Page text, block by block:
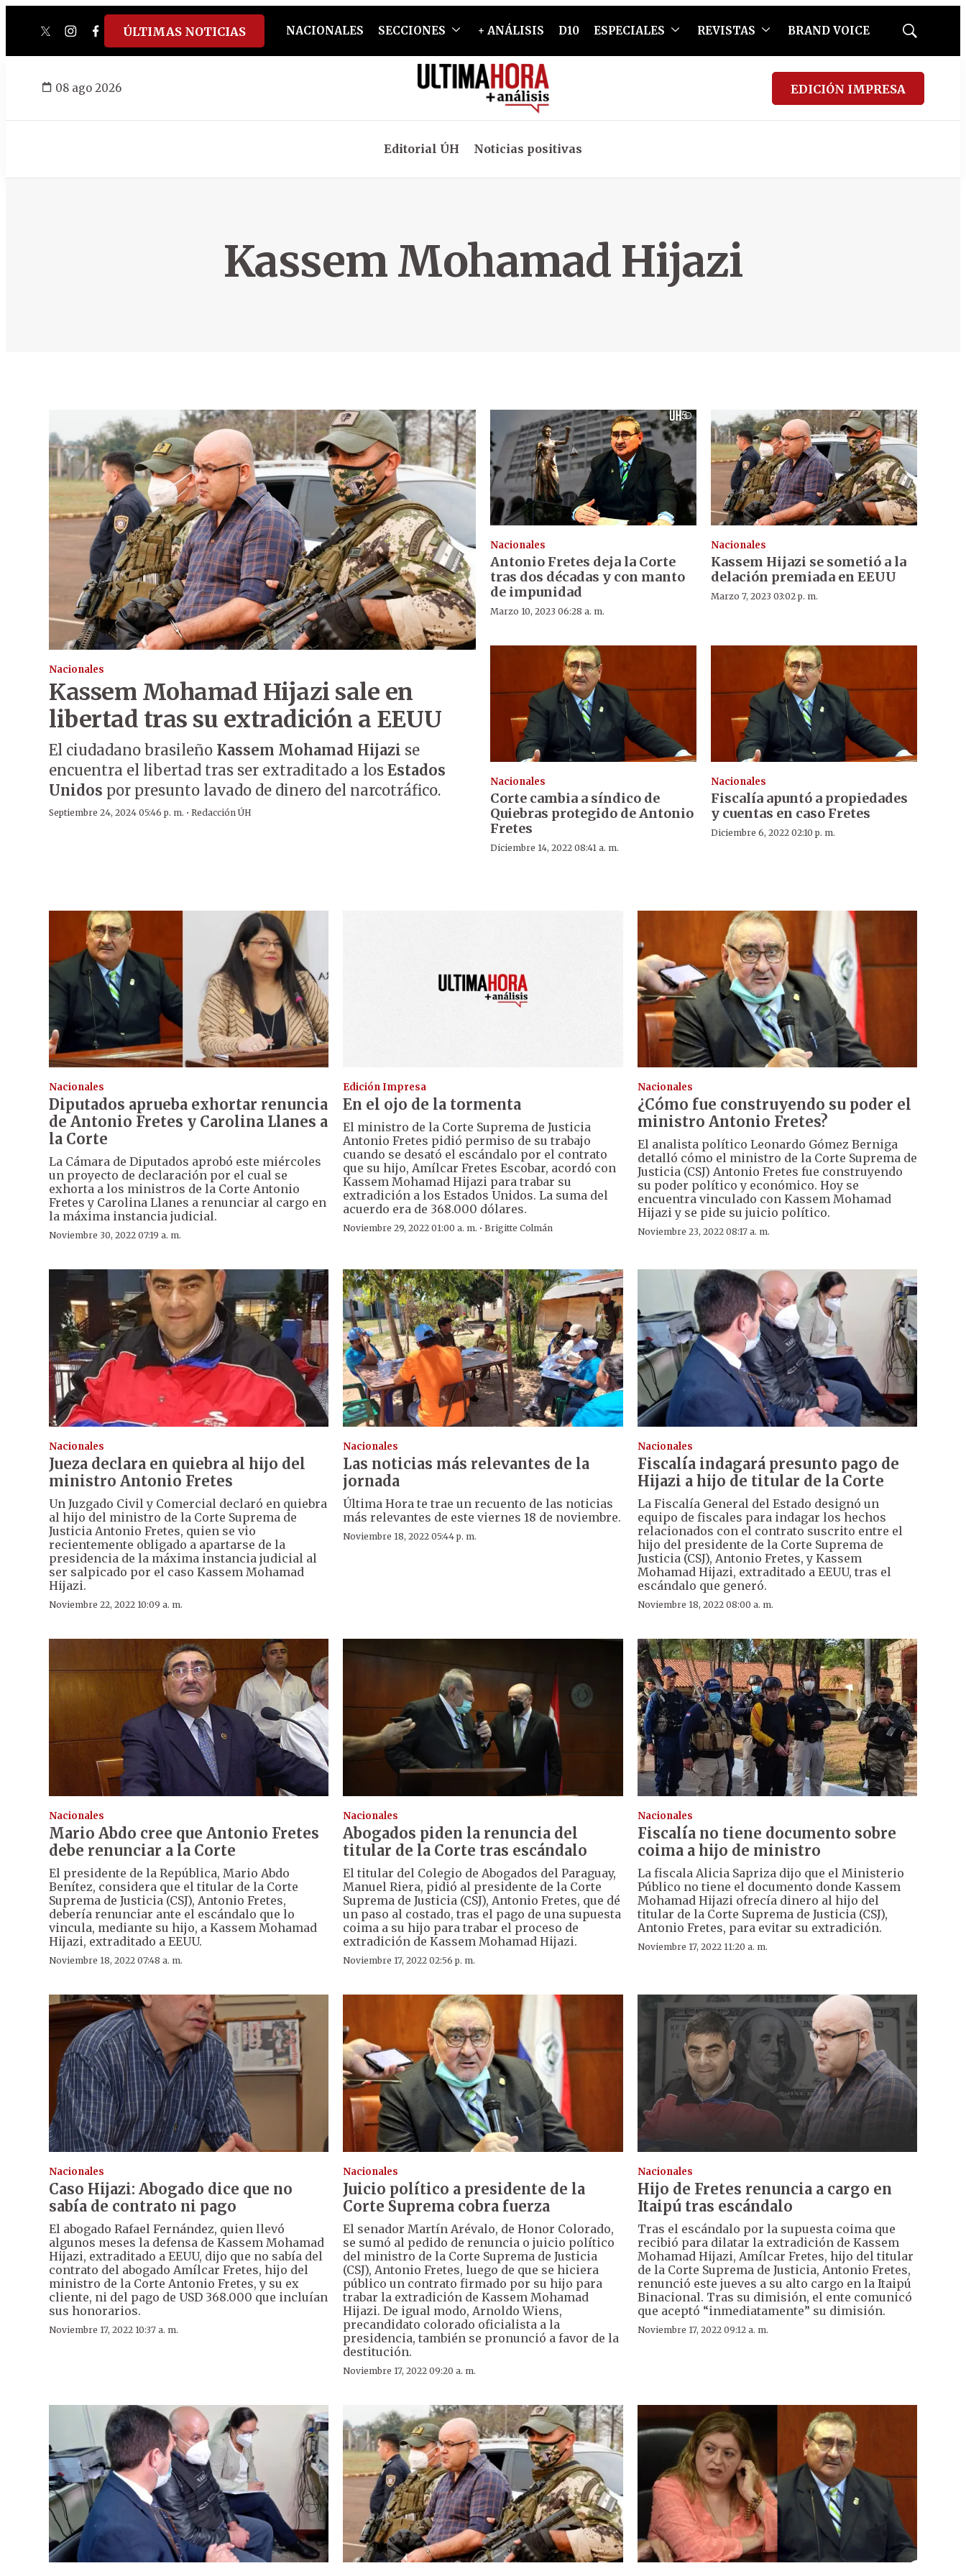
twitterinstagram
facebook
tiktokyoutube
spotify
ÚLTIMAS NOTICIAS NACIONALES SECCIONES + ANÁLISIS D10 ESPECIALES REVISTAS BRAND VOICE
Mostrar
08 ago 2026 EDICIÓN IMPRESA
Editorial ÚH Noticias positivas
Kassem Mohamad Hijazi
Nacionales
Kassem Mohamad Hijazi sale en
libertad tras su extradición a EEUU
El ciudadano brasileño Kassem Mohamad Hijazi se
encuentra el libertad tras ser extraditado a los Estados
Unidos por presunto lavado de dinero del narcotráfico.
Septiembre 24, 2024 05:46 p. m. · Redacción ÚH
Nacionales
Antonio Fretes deja la Corte
tras dos décadas y con manto
de impunidad
Marzo 10, 2023 06:28 a. m.
Nacionales
Kassem Hijazi se sometió a la
delación premiada en EEUU
Marzo 7, 2023 03:02 p. m.
Nacionales
Corte cambia a síndico de
Quiebras protegido de Antonio
Fretes
Diciembre 14, 2022 08:41 a. m.
Nacionales
Fiscalía apuntó a propiedades
y cuentas en caso Fretes
Diciembre 6, 2022 02:10 p. m.
Nacionales
Diputados aprueba exhortar renuncia
de Antonio Fretes y Carolina Llanes a
la Corte
La Cámara de Diputados aprobó este miércoles
un proyecto de declaración por el cual se
exhorta a los ministros de la Corte Antonio
Fretes y Carolina Llanes a renunciar al cargo en
la máxima instancia judicial.
Noviembre 30, 2022 07:19 a. m.
Edición Impresa
En el ojo de la tormenta
El ministro de la Corte Suprema de Justicia
Antonio Fretes pidió permiso de su trabajo
cuando se desató el escándalo por el contrato
que su hijo, Amílcar Fretes Escobar, acordó con
Kassem Mohamad Hijazi para trabar su
extradición a los Estados Unidos. La suma del
acuerdo era de 368.000 dólares.
Noviembre 29, 2022 01:00 a. m. ·Brigitte Colmán
Nacionales
¿Cómo fue construyendo su poder el
ministro Antonio Fretes?
El analista político Leonardo Gómez Berniga
detalló cómo el ministro de la Corte Suprema de
Justicia (CSJ) Antonio Fretes fue construyendo
su poder político y económico. Hoy se
encuentra vinculado con Kassem Mohamad
Hijazi y se pide su juicio político.
Noviembre 23, 2022 08:17 a. m.
Nacionales
Jueza declara en quiebra al hijo del
ministro Antonio Fretes
Un Juzgado Civil y Comercial declaró en quiebra
al hijo del ministro de la Corte Suprema de
Justicia Antonio Fretes, quien se vio
recientemente obligado a apartarse de la
presidencia de la máxima instancia judicial al
ser salpicado por el caso Kassem Mohamad
Hijazi.
Noviembre 22, 2022 10:09 a. m.
Nacionales
Las noticias más relevantes de la
jornada
Última Hora te trae un recuento de las noticias
más relevantes de este viernes 18 de noviembre.
Noviembre 18, 2022 05:44 p. m.
Nacionales
Fiscalía indagará presunto pago de
Hijazi a hijo de titular de la Corte
La Fiscalía General del Estado designó un
equipo de fiscales para indagar los hechos
relacionados con el contrato suscrito entre el
hijo del presidente de la Corte Suprema de
Justicia (CSJ), Antonio Fretes, y Kassem
Mohamad Hijazi, extraditado a EEUU, tras el
escándalo que generó.
Noviembre 18, 2022 08:00 a. m.
Nacionales
Mario Abdo cree que Antonio Fretes
debe renunciar a la Corte
El presidente de la República, Mario Abdo
Benítez, considera que el titular de la Corte
Suprema de Justicia (CSJ), Antonio Fretes,
debería renunciar ante el escándalo que lo
vincula, mediante su hijo, a Kassem Mohamad
Hijazi, extraditado a EEUU.
Noviembre 18, 2022 07:48 a. m.
Nacionales
Abogados piden la renuncia del
titular de la Corte tras escándalo
El titular del Colegio de Abogados del Paraguay,
Manuel Riera, pidió al presidente de la Corte
Suprema de Justicia (CSJ), Antonio Fretes, que dé
un paso al costado, tras el pago de una supuesta
coima a su hijo para trabar el proceso de
extradición de Kassem Mohamad Hijazi.
Noviembre 17, 2022 02:56 p. m.
Nacionales
Fiscalía no tiene documento sobre
coima a hijo de ministro
La fiscala Alicia Sapriza dijo que el Ministerio
Público no tiene el documento donde Kassem
Mohamad Hijazi ofrecía dinero al hijo del
titular de la Corte Suprema de Justicia (CSJ),
Antonio Fretes, para evitar su extradición.
Noviembre 17, 2022 11:20 a. m.
Nacionales
Caso Hijazi: Abogado dice que no
sabía de contrato ni pago
El abogado Rafael Fernández, quien llevó
algunos meses la defensa de Kassem Mohamad
Hijazi, extraditado a EEUU, dijo que no sabía del
contrato del abogado Amílcar Fretes, hijo del
ministro de la Corte Antonio Fretes, y su ex
cliente, ni del pago de USD 368.000 que incluían
sus honorarios.
Noviembre 17, 2022 10:37 a. m.
Nacionales
Juicio político a presidente de la
Corte Suprema cobra fuerza
El senador Martín Arévalo, de Honor Colorado,
se sumó al pedido de renuncia o juicio político
del ministro de la Corte Suprema de Justicia
(CSJ), Antonio Fretes, luego de que se hiciera
público un contrato firmado por su hijo para
trabar la extradición de Kassem Mohamad
Hijazi. De igual modo, Arnoldo Wiens,
precandidato colorado oficialista a la
presidencia, también se pronunció a favor de la
destitución.
Noviembre 17, 2022 09:20 a. m.
Nacionales
Hijo de Fretes renuncia a cargo en
Itaipú tras escándalo
Tras el escándalo por la supuesta coima que
recibió para dilatar la extradición de Kassem
Mohamad Hijazi, Amílcar Fretes, hijo del titular
de la Corte Suprema de Justicia, Antonio Fretes,
renunció este jueves a su alto cargo en la Itaipú
Binacional. Tras su dimisión, el ente comunicó
que aceptó “inmediatamente” su dimisión.
Noviembre 17, 2022 09:12 a. m.